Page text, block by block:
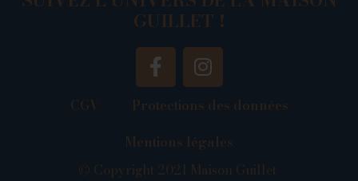
GUILLET !
CGV
Protections des données
Mentions légales
© Copyright 2021 Maison Guillet